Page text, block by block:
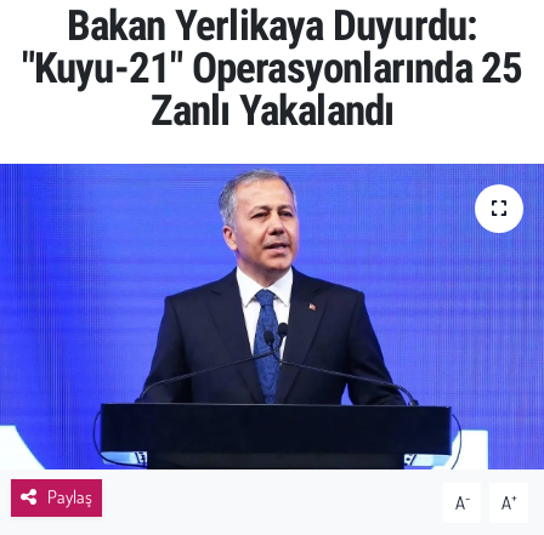
Bakan Yerlikaya Duyurdu:
"Kuyu-21" Operasyonlarında 25
Zanlı Yakalandı
Paylaş A- A+
Ekonomi
Yerel Haberler
Emek
Spor
Tüm Manşetler
Son Dakika Haberleri
Haber Arşivi